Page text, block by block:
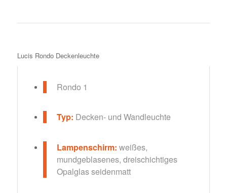
Lucis Rondo Deckenleuchte
Rondo 1
Typ: Decken- und Wandleuchte
Lampenschirm: weißes,
mundgeblasenes, dreischichtiges
Opalglas seidenmatt